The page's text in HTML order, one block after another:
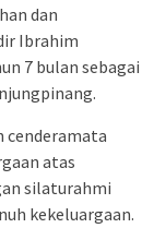
dan
Ibrahim
7 bulan sebagai
cenderamata
atas
silaturahmi
kekeluargaan.